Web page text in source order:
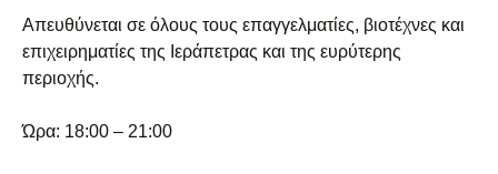
Απευθύνεται σε όλους τους επαγγελματίες, βιοτέχνες και
επιχειρηματίες της Ιεράπετρας και της ευρύτερης
περιοχής.
Ώρα: 18:00 – 21:00